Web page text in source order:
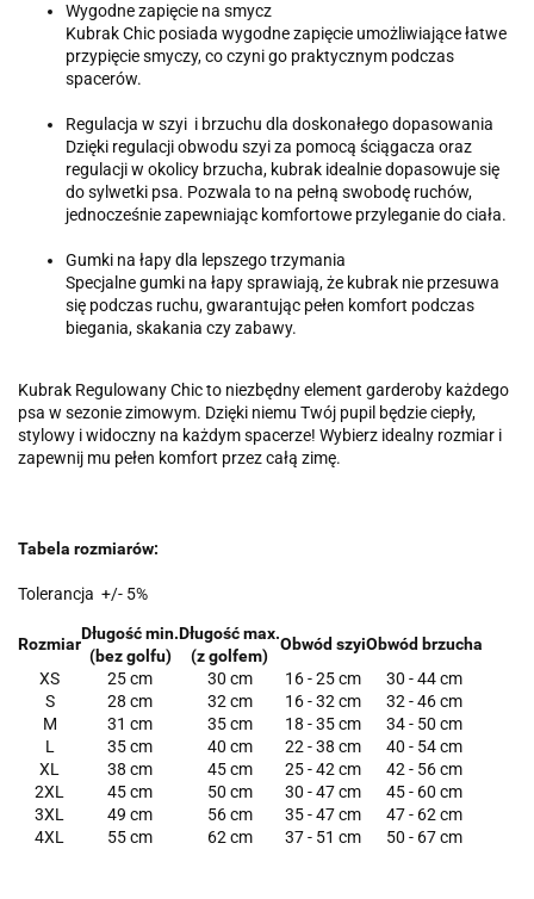
Wygodne zapięcie na smycz
Kubrak Chic posiada wygodne zapięcie umożliwiające łatwe
przypięcie smyczy, co czyni go praktycznym podczas
spacerów.
Regulacja w szyi i brzuchu dla doskonałego dopasowania
Dzięki regulacji obwodu szyi za pomocą ściągacza oraz
regulacji w okolicy brzucha, kubrak idealnie dopasowuje się
do sylwetki psa. Pozwala to na pełną swobodę ruchów,
jednocześnie zapewniając komfortowe przyleganie do ciała.
Gumki na łapy dla lepszego trzymania
Specjalne gumki na łapy sprawiają, że kubrak nie przesuwa
się podczas ruchu, gwarantując pełen komfort podczas
biegania, skakania czy zabawy.
Kubrak Regulowany Chic to niezbędny element garderoby każdego
psa w sezonie zimowym. Dzięki niemu Twój pupil będzie ciepły,
stylowy i widoczny na każdym spacerze! Wybierz idealny rozmiar i
zapewnij mu pełen komfort przez całą zimę.
Tabela rozmiarów:
Tolerancja +/- 5%
Rozmiar
Długość min.
(bez golfu)
Długość max.
(z golfem)
Obwód szyiObwód brzucha
XS
25 cm 30 cm 16 - 25 cm
30 - 44 cm
S
28 cm 32 cm 16 - 32 cm
32 - 46 cm
M
31 cm 35 cm 18 - 35 cm
34 - 50 cm
L
35 cm 40 cm 22 - 38 cm
40 - 54 cm
XL
38 cm 45 cm 25 - 42 cm
42 - 56 cm
2XL
45 cm 50 cm 30 - 47 cm
45 - 60 cm
3XL
49 cm 56 cm 35 - 47 cm
47 - 62 cm
4XL
55 cm 62 cm 37 - 51 cm 50 - 67 cm